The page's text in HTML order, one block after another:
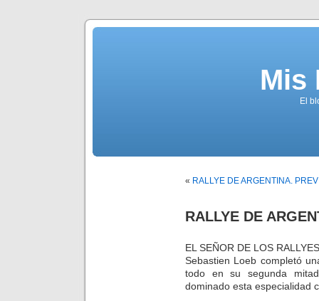
Mis
El
« RALLYE DE ARGENTINA.
RALLYE DE
EL SEÑOR DE LOS RALLYES
Sebastien Loeb completó
todo en su segunda
dominado esta especialidad